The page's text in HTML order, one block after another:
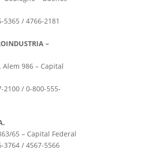
5365 / 4766-2181
–
Alem 986 – Capital
2100 / 0-800-555-
65 – Capital Federal
3764 / 4567-5566